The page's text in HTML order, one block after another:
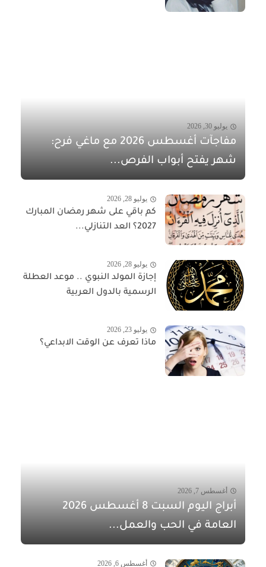
يوليو 30, 2026
مفاجآت أغسطس 2026 مع ماغي فرح:
شهر يفتح أبواب الفرص...
يوليو 28, 2026
كم باقي على شهر رمضان المبارك
2027؟ العد التنازلي...
يوليو 28, 2026
إجازة المولد النبوي .. موعد العطلة
الرسمية بالدول العربية
يوليو 23, 2026
ماذا تعرف عن الوقت الابداعي؟
أغسطس 7, 2026
أبراج اليوم السبت 8 أغسطس 2026
العامة في الحب والعمل...
أغسطس 6, 2026